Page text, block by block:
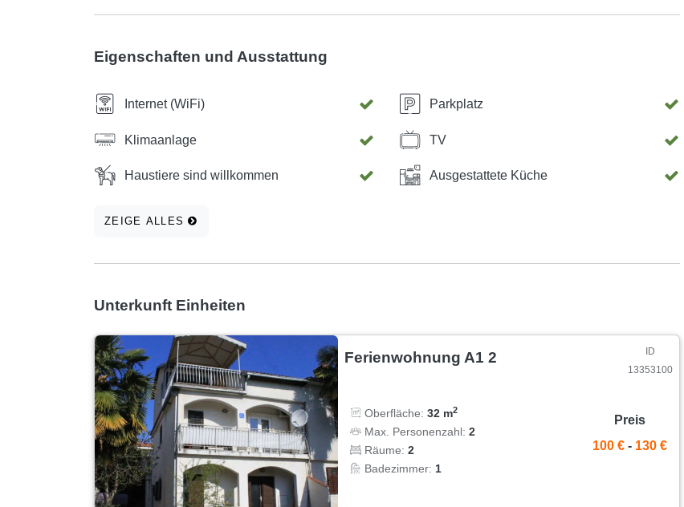
Eigenschaften und Ausstattung
Internet (WiFi) Parkplatz
Klimaanlage TV
Haustiere sind willkommen Ausgestattete Küche
ZEIGE ALLES
Unterkunft Einheiten
Ferienwohnung A1 2
ID
13353100
Oberfläche:32 m2
Max. Personenzahl:2
Räume:2
Badezimmer: 1
Preis
100 € - 130 €